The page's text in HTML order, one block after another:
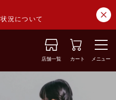
況について
店舗一覧 カート メニュー